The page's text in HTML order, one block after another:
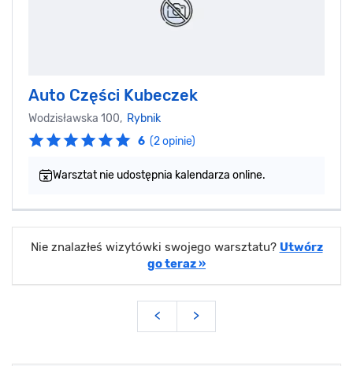
Auto Części Kubeczek
Wodzisławska 100, Rybnik
6 (2 opinie)
Warsztat nie udostępnia kalendarza online.
Nie znalazłeś wizytówki swojego warsztatu? Utwórz
go teraz »
< >